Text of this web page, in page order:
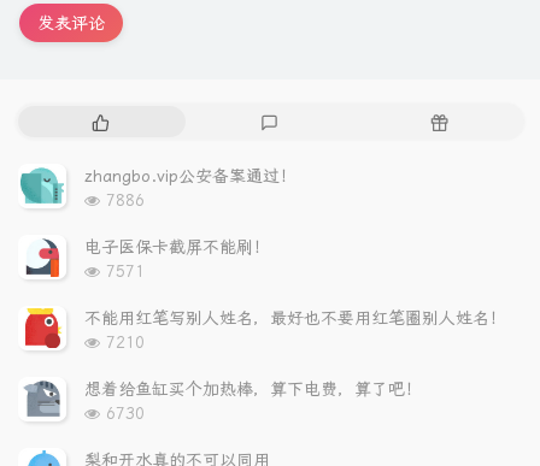
发表评论
热
章
评
随
zhangbo.vip公安备案通过！
浏
次
数:
7886
电子医保卡截屏不能刷！
浏
次
数:
7571
不能用红笔写别人姓名，最好也不要用红笔圈别人姓名！
浏
次
数:
7210
想着给鱼缸买个加热棒，算下电费，算了吧！
浏
次
6730
梨和开水真的不可以同用